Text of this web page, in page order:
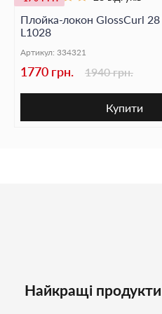
Плойка-локон GlossCurl 28
L1028
Артикул: 334321
1770 грн. 1940 грн.
Купити
Найкращі